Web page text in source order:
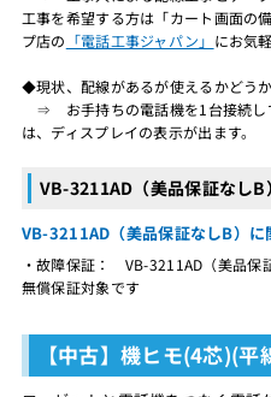
工事を希望する方は「カート画面の
プ店の 「電話工事ジャパン」 にお気
◆現状、配線があるが使えるかどう
⇒ お手持ちの電話機を1台接続し
は、ディスプレイの表示が出ます。
VB-3211AD（美品保証なしB
VB-3211AD（美品保証なしB）に
・故障保証： VB-3211AD（美品保
無償保証対象です
【中古】機ヒモ(4芯)(